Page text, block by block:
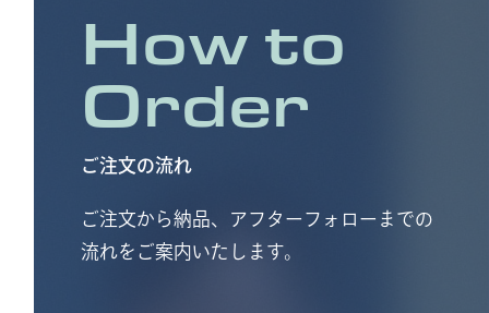
How to
Order
ご注文の流れ
ご注文から納品、アフターフォローまでの
流れをご案内いたします。